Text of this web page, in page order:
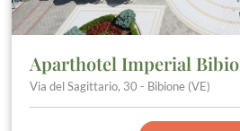
Aparthotel Imperial
Via del Sagittario, 30 - Bibione (VE)